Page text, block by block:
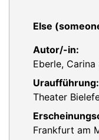
Else
Autor/-in:
Eberle, Carina
Uraufführung:
Theater
Frankfurt am